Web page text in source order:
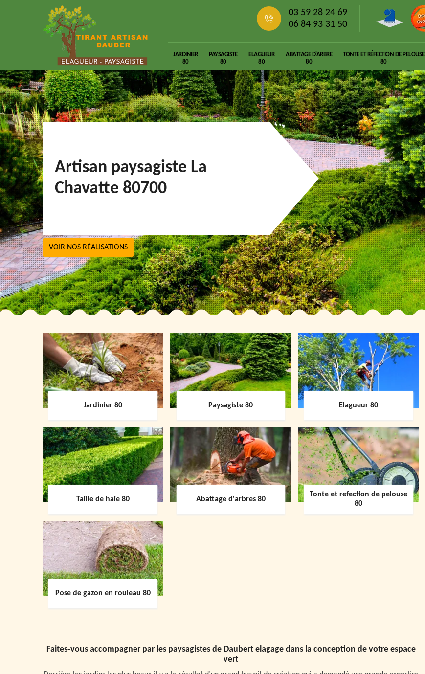
03 59 28 24 69
06 84 93 31 50
JARDINIER
80
PAYSAGISTE
80
ELAGUEUR
80
ABATTAGE D'ARBRE
80
TONTE ET RÉFECTION DE PELOUSE
80
Artisan paysagiste La
Chavatte 80700
VOIR NOS RÉALISATIONS
Jardinier 80 Paysagiste 80 Elagueur 80
Taille de haie 80 Abattage d'arbres 80
Tonte et refection de pelouse
80
Pose de gazon en rouleau 80
Faites-vous accompagner par les paysagistes de Daubert elagage dans la conception de votre espace
vert